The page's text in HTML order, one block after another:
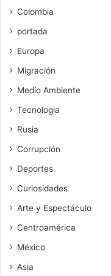
Colombia
portada
Europa
Migración
Medio Ambiente
Tecnologia
Rusia
Corrupción
Deportes
Curiosidades
Arte y Espectáculo
Centroamérica
México
Asia